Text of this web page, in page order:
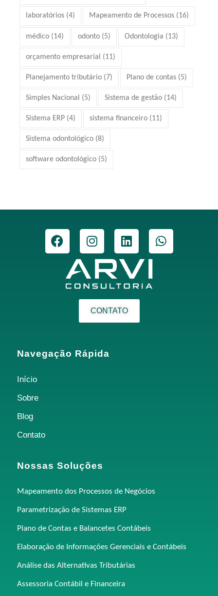
laboratórios (4) Mapeamento de Processos (16)
médico (14) odonto (5) Odontologia (13)
orçamento empresarial (11)
Planejamento tributário (7) Plano de contas (5)
Simples Nacional (5) Sistema de gestão (14)
Sistema ERP (4) sistema financeiro (11)
Sistema odontológico (8)
software odontológico (5)
CONTATO
Navegação Rápida
Início
Sobre
Blog
Contato
Nossas Soluções
Mapeamento dos Processos de Negócios
Parametrização de Sistemas ERP
Plano de Contas e Balancetes Contábeis
Elaboração de Informações Gerenciais e Contábeis
Análise das Alternativas Tributárias
Assessoria Contábil e Financeira